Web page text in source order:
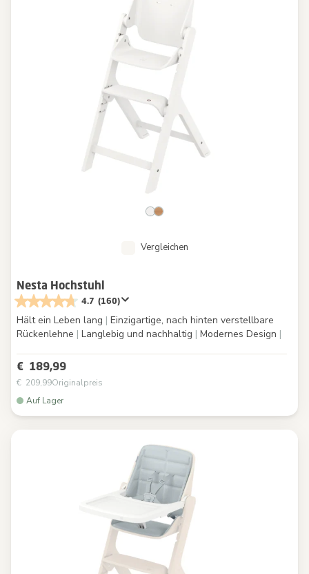
Vergleichen
Nesta Hochstuhl
4.7 (160)
Hält ein Leben lang | Einzigartige, nach hinten verstellbare
Rückenlehne | Langlebig und nachhaltig | Modernes Design |
€ 189,99
€ 209,99Originalpreis
Auf Lager